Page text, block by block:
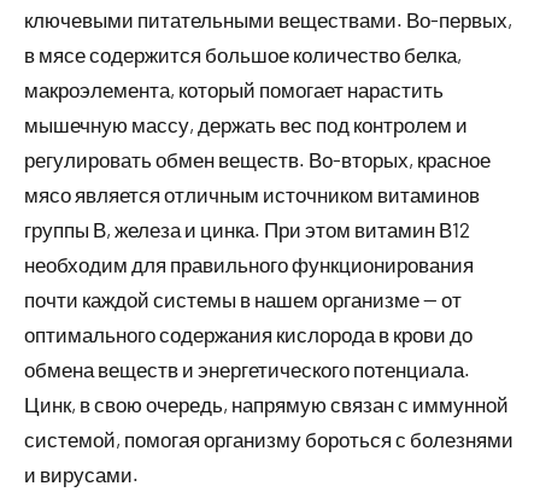
ключевыми питательными веществами. Во-первых,
в мясе содержится большое количество белка,
макроэлемента, который помогает нарастить
мышечную массу, держать вес под контролем и
регулировать обмен веществ. Во-вторых, красное
мясо является отличным источником витаминов
группы В, железа и цинка. При этом витамин В12
необходим для правильного функционирования
почти каждой системы в нашем организме — от
оптимального содержания кислорода в крови до
обмена веществ и энергетического потенциала.
Цинк, в свою очередь, напрямую связан с иммунной
системой, помогая организму бороться с болезнями
и вирусами.